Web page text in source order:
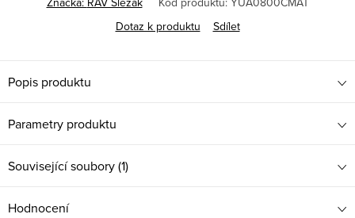
Dotaz k produktu
Sdílet
Popis produktu
Parametry produktu
Související soubory (1)
Hodnocení